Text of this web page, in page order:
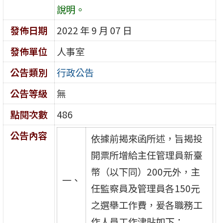
說明。
發佈日期
2022 年 9 月 07 日
發佈單位
人事室
公告類別
行政公告
公告等級
無
點閱次數
486
公告內容
一、
依據前揭來函所述，旨揭投
開票所增給主任管理員新臺
幣（以下同）200元外，主
任監察員及管理員各150元
之選舉工作費，爰各職務工